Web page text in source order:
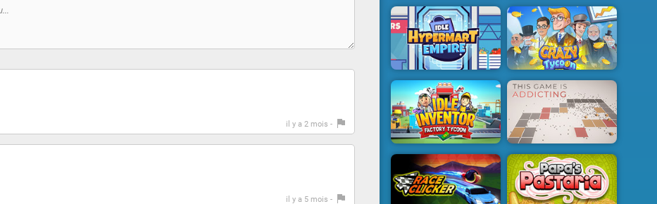
il y a 2 mois -
il y a 5 mois -